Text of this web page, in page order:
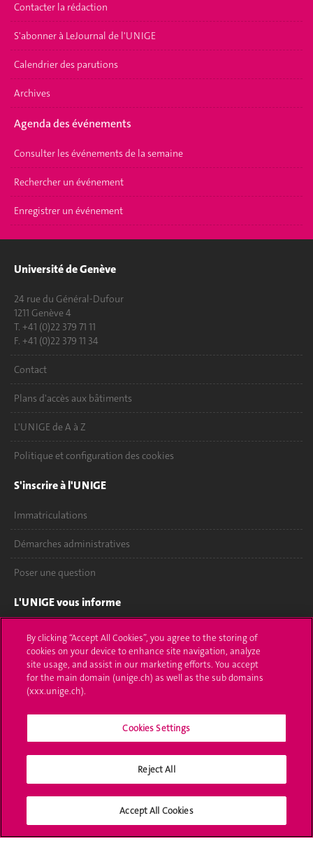
Contacter la rédaction
S'abonner à LeJournal de l'UNIGE
Calendrier des parutions
Archives
Agenda des événements
Consulter les événements de la semaine
Rechercher un événement
Enregistrer un événement
Université de Genève
24 rue du Général-Dufour
1211 Genève 4
T. +41 (0)22 379 71 11
F. +41 (0)22 379 11 34
Contact
Plans d'accès aux bâtiments
L'UNIGE de A à Z
Politique et configuration des cookies
S'inscrire à l'UNIGE
Immatriculations
Démarches administratives
Poser une question
L'UNIGE vous informe
UNIGE Mobile
Médias
Offres d'emploi
Bibliothèque
By clicking “Accept All Cookies”, you agree to the storing of
cookies on your device to enhance site navigation, analyze
site usage, and assist in our marketing efforts. You accept
for the main domain (unige.ch) as well as the sub domains
(xxx.unige.ch).
Cookies Settings
Reject All
Accept All Cookies